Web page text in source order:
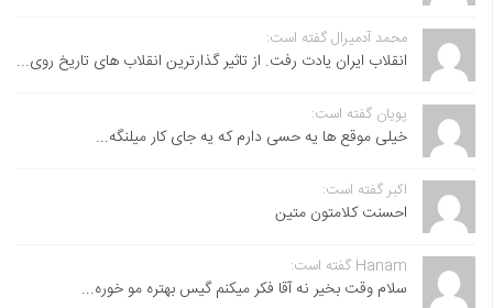
محمد آدمیرال گفته است:
انقلاب ایران یادت رفت. از تاثیر گذارترین انقلاب های تاریخ روی...
پویان گفته است:
خیلی موقع ها یه حسی دارم که یه جای کار میلنگه...
اکبر گفته است:
احسنت ‌کلامتون متین
Hanam گفته است:
سلام وقت بخیر نه آقا فکر میکنم گیس بهتره مو خوره...